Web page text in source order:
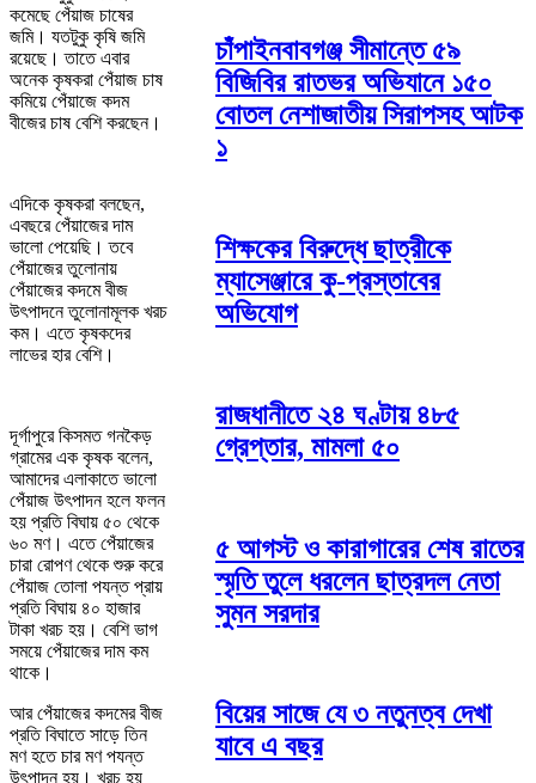
কমেছে পেঁয়াজ চাষের
জমি। যতটুকু কৃষি জমি
রয়েছে। তাতে এবার
অনেক কৃষকরা পেঁয়াজ চাষ
কমিয়ে পেঁয়াজে কদম
বীজের চাষ বেশি করছেন।
এদিকে কৃষকরা বলছেন,
এবছরে পেঁয়াজের দাম
ভালো পেয়েছি। তবে
পেঁয়াজের তুলোনায়
পেঁয়াজের কদমে বীজ
উৎপাদনে তুলোনামূলক খরচ
কম। এতে কৃষকদের
লাভের হার বেশি।
দূর্গাপুরে কিসমত গনকৈড়
গ্রামের এক কৃষক বলেন,
আমাদের এলাকাতে ভালো
পেঁয়াজ উৎপাদন হলে ফলন
হয় প্রতি বিঘায় ৫০ থেকে
৬০ মণ। এতে পেঁয়াজের
চারা রোপণ থেকে শুরু করে
পেঁয়াজ তোলা পযন্ত প্রায়
প্রতি বিঘায় ৪০ হাজার
টাকা খরচ হয়। বেশি ভাগ
সময়ে পেঁয়াজের দাম কম
থাকে।
আর পেঁয়াজের কদমের বীজ
প্রতি বিঘাতে সাড়ে তিন
মণ হতে চার মণ পযন্ত
উৎপাদন হয়। খরচ হয়
চাঁপাইনবাবগঞ্জ সীমান্তে ৫৯
বিজিবির রাতভর অভিযানে ১৫০
বোতল নেশাজাতীয় সিরাপসহ আটক
১
শিক্ষকের বিরুদ্ধে ছাত্রীকে
ম্যাসেঞ্জারে কু-প্রস্তাবের
অভিযোগ
রাজধানীতে ২৪ ঘণ্টায় ৪৮৫
গ্রেপ্তার, মামলা ৫০
৫ আগস্ট ও কারাগারের শেষ রাতের
স্মৃতি তুলে ধরলেন ছাত্রদল নেতা
সুমন সরদার
বিয়ের সাজে যে ৩ নতুনত্ব দেখা
যাবে এ বছর